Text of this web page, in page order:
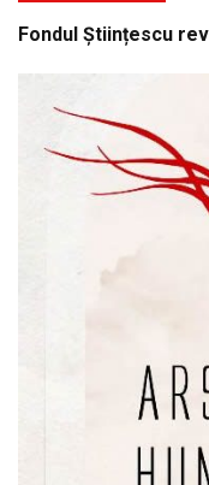
Fondul Științescu